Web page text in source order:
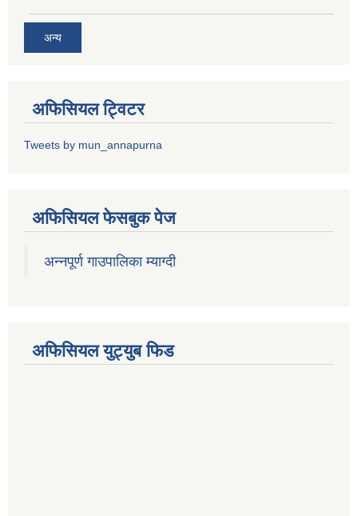
अन्य
अफिसियल ट्विटर
Tweets by mun_annapurna
अफिसियल फेसबुक पेज
अन्नपूर्ण गाउपालिका म्याग्दी
अफिसियल युट्युब फिड